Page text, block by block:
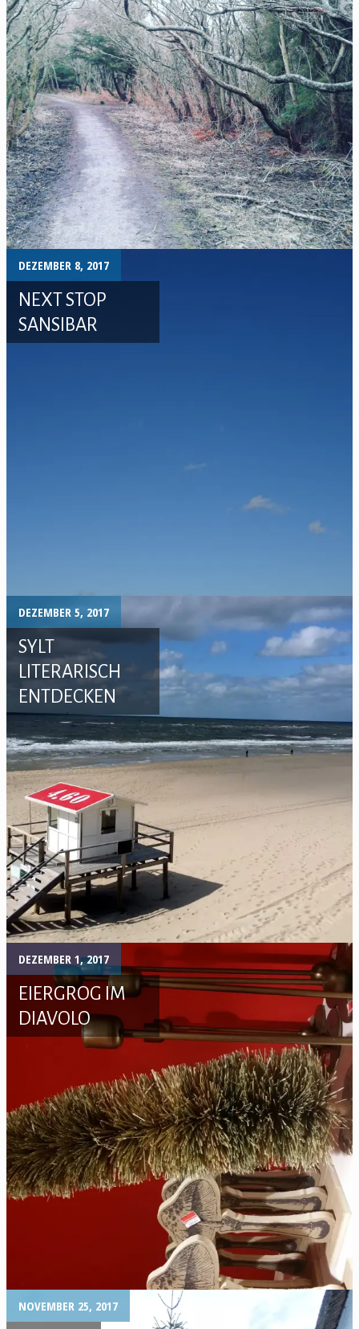
DEZEMBER 8, 2017
NEXT STOP
SANSIBAR
DEZEMBER 5, 2017
SYLT
LITERARISCH
ENTDECKEN
DEZEMBER 1, 2017
EIERGROG IM
DIAVOLO
NOVEMBER 25, 2017